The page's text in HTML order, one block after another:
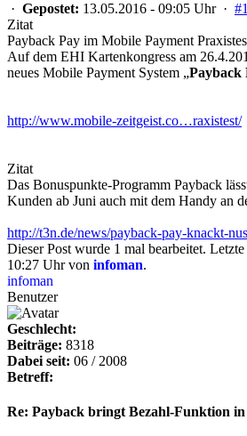
· Gepostet: 13.05.2016 - 09:05 Uhr · #1
Zitat
Payback Pay im Mobile Payment
Auf dem EHI Kartenkongress am
neues Mobile Payment System „Payback
http://www.mobile-zeitgeist.co…raxistest/
Zitat
Das Bonuspunkte-Programm Payback
Kunden ab Juni auch mit dem Handy an
http://t3n.de/news/payback-pay-knackt-
Dieser Post wurde 1 mal bearbeitet.
10:27 Uhr von infoman.
infoman
Benutzer
Geschlecht:
Beiträge: 8318
Dabei seit: 06 / 2008
Betreff:
Re: Payback bringt Bezahl-Funktion